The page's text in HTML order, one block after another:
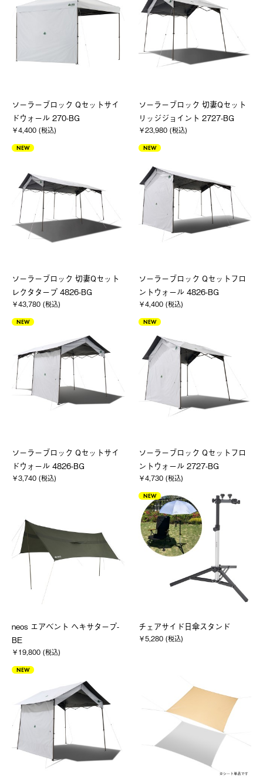
ソーラーブロック Qセットサイ
ドウォール 270-BG
￥4,400 (税込)
ソーラーブロック 切妻Qセット
リッジジョイント 2727-BG
￥23,980 (税込)
NEW
ソーラーブロック 切妻Qセット
レクタタープ 4826-BG
￥43,780 (税込)
NEW
ソーラーブロック Qセットフロ
ントウォール 4826-BG
￥4,400 (税込)
NEW
ソーラーブロック Qセットサイ
ドウォール 4826-BG
￥3,740 (税込)
NEW
ソーラーブロック Qセットフロ
ントウォール 2727-BG
￥4,730 (税込)
neos エアベント ヘキサタープ-
BE
￥19,800 (税込)
NEW
チェアサイド日傘スタンド
￥5,280 (税込)
NEW